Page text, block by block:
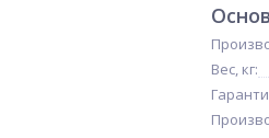
Вес, кг: